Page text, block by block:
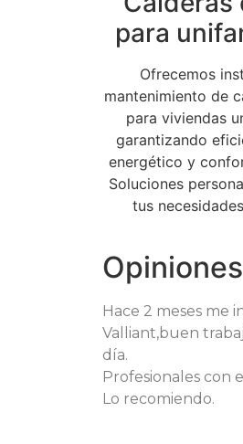
para
Ofrecemos
mantenimiento de
para viviendas
garantizando
energético y
Soluciones
tus
Hace 2 meses me
Valliant,buen
día.
Profesionales con
Lo recomiendo.